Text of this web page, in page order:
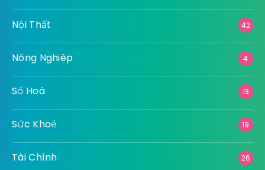
Nội Thất 42
Nông Nghiêp 4
Số Hoá 13
Sức Khoẻ 19
Tài Chính 26